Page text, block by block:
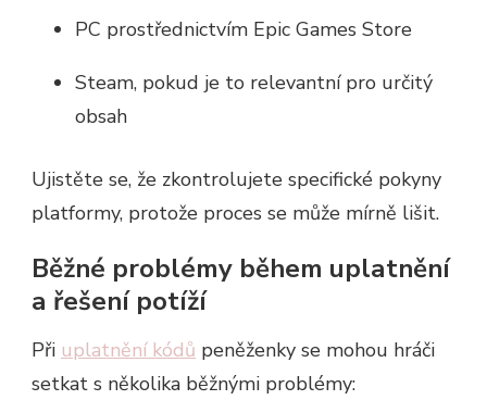
PC prostřednictvím Epic Games Store
Steam, pokud je to relevantní pro určitý
obsah
Ujistěte se, že zkontrolujete specifické pokyny
platformy, protože proces se může mírně lišit.
Běžné problémy během uplatnění
a řešení potíží
Při uplatnění kódů peněženky se mohou hráči
setkat s několika běžnými problémy: